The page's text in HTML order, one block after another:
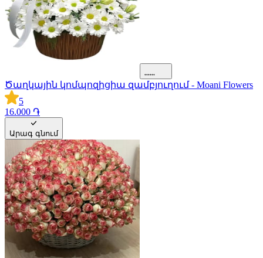
Ծաղկային կոմպոզիցիա զամբյուղում - Moani Flowers
5
16.000 ֏
Արագ գնում